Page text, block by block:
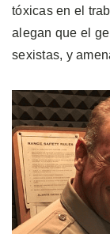
tóxicas en el
alegan que el
sexistas, y